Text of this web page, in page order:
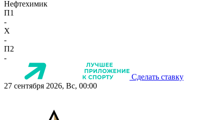
Нефтехимик
П1
-
X
-
П2
-
Сделать ставку
27 сентября 2026, Вс, 00:00